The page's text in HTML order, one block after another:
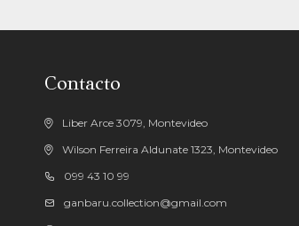
Contacto
Liber Arce 3079, Montevideo
Wilson Ferreira Aldunate 1323, Montevideo
099 43 10 99
ganbaru.collection@gmail.com